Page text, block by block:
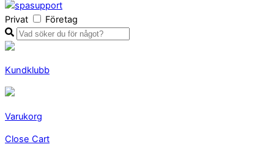
Privat Företag
Kundklubb
Varukorg
Close Cart